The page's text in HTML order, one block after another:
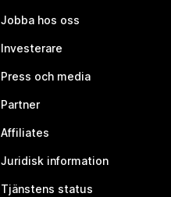
Jobba hos oss
Investerare
Press och media
Partner
Affiliates
Juridisk information
Tjänstens status